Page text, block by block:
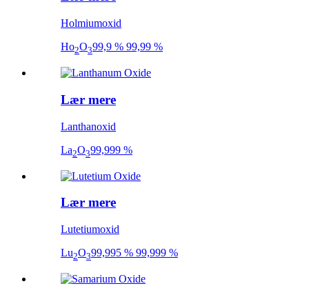
Holmiumoxid
Ho2O399,9 % 99,99 %
Lær mere
Lanthanoxid
La2O399,999 %
Lær mere
Lutetiumoxid
Lu2O399,995 % 99,999 %